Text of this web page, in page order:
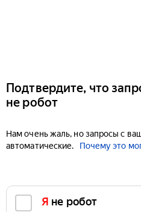
Подтвердите, что
не робот
Нам очень жаль, но запросы с
автоматические.
Почему это
Я не робот